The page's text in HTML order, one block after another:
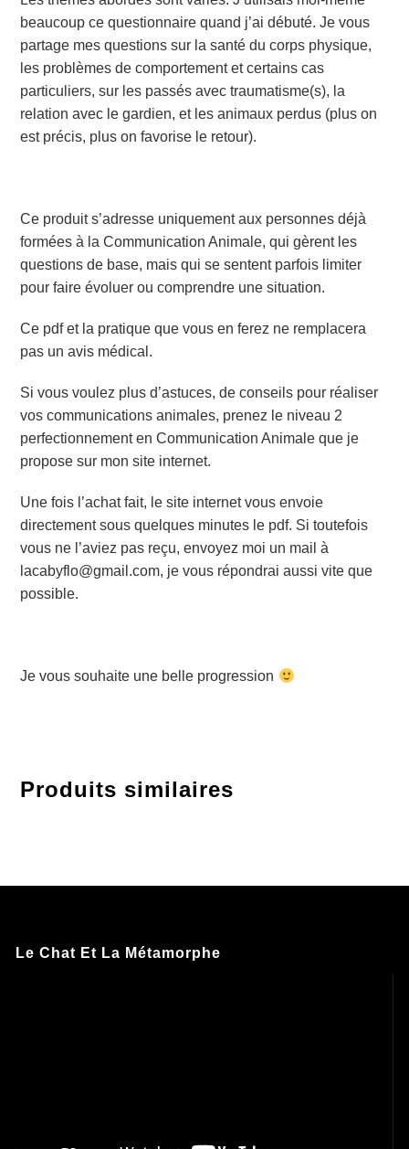
beaucoup ce questionnaire quand j’ai débuté. Je vous
partage mes questions sur la santé du corps physique,
les problèmes de comportement et certains cas
particuliers, sur les passés avec traumatisme(s), la
relation avec le gardien, et les animaux perdus (plus on
est précis, plus on favorise le retour).
Ce produit s’adresse uniquement aux personnes déjà
formées à la Communication Animale, qui gèrent les
questions de base, mais qui se sentent parfois limiter
pour faire évoluer ou comprendre une situation.
Ce pdf et la pratique que vous en ferez ne remplacera
pas un avis médical.
Si vous voulez plus d’astuces, de conseils pour réaliser
vos communications animales, prenez le niveau 2
perfectionnement en Communication Animale que je
propose sur mon site internet.
Une fois l’achat fait, le site internet vous envoie
directement sous quelques minutes le pdf. Si toutefois
vous ne l’aviez pas reçu, envoyez moi un mail à
lacabyflo@gmail.com, je vous répondrai aussi vite que
possible.
Je vous souhaite une belle progression
Produits similaires
Le Chat Et La Métamorphe